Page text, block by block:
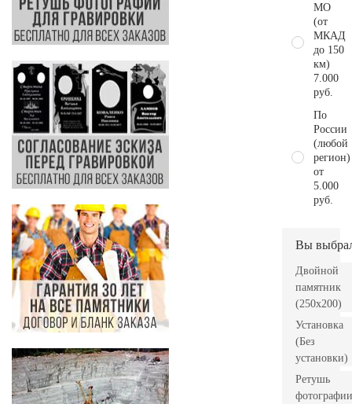
МО
(от
МКАД
до 150
км)
7.000
руб.
По
России
(любой
регион)
от
5.000
руб.
Вы
Двойной
памятник
(250х200)
Установка
(Без
установки)
Ретушь
фотографии